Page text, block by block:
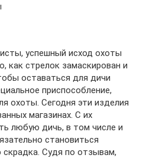
успешный исход охоты
как стрелок замаскирован и
оставаться для дичи
приспособление,
охоты. Сегодня эти изделия
магазинах. С их
любую дичь, в том числе и
становиться
Судя по отзывам,